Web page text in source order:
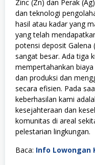
Zinc (Zn) dan Perak
dan teknologi
hasil atau kadar yang
yang telah
potensi deposit Galena
sangat besar. Ada tiga
mempertahankan
dan produksi dan
secara efisien. Pada
keberhasilan kami
kesejahteraan dan
komunitas di areal
pelestarian lingkungan.
Baca: Info Lowongan